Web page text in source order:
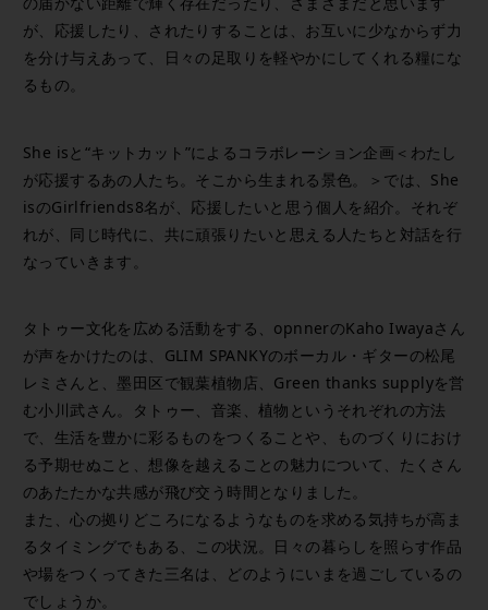
が、応援したり、されたりすることは、お互いに少なからず力
を分け与えあって、日々の足取りを軽やかにしてくれる糧にな
るもの。
She isと“キットカット”によるコラボレーション企画＜わたし
が応援するあの人たち。そこから生まれる景色。＞では、She
isのGirlfriends8名が、応援したいと思う個人を紹介。それぞ
れが、同じ時代に、共に頑張りたいと思える人たちと対話を行
なっていきます。
タトゥー文化を広める活動をする、opnnerのKaho Iwayaさん
が声をかけたのは、GLIM SPANKYのボーカル・ギターの松尾
レミさんと、墨田区で観葉植物店、Green thanks supplyを営
む小川武さん。タトゥー、音楽、植物というそれぞれの方法
で、生活を豊かに彩るものをつくることや、ものづくりにおけ
る予期せぬこと、想像を越えることの魅力について、たくさん
のあたたかな共感が飛び交う時間となりました。
また、心の拠りどころになるようなものを求める気持ちが高ま
るタイミングでもある、この状況。日々の暮らしを照らす作品
や場をつくってきた三名は、どのようにいまを過ごしているの
でしょうか。